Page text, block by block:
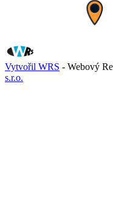
Vytvořil WRS - Webový
s.r.o.